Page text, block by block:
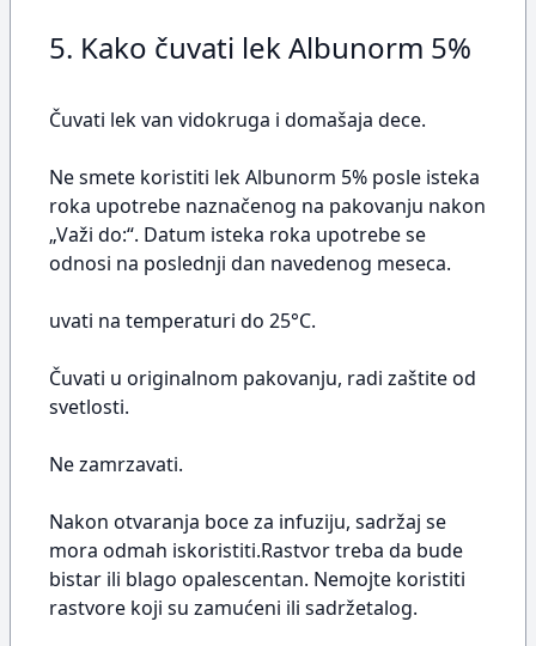
5. Kako čuvati lek Albunorm 5%
Čuvati lek van vidokruga i domašaja dece.
Ne smete koristiti lek Albunorm 5% posle isteka
roka upotrebe naznačenog na pakovanju nakon
„Važi do:“. Datum isteka roka upotrebe se
odnosi na poslednji dan navedenog meseca.
uvati na temperaturi do 25°C.
Čuvati u originalnom pakovanju, radi zaštite od
svetlosti.
Ne zamrzavati.
Nakon otvaranja boce za infuziju, sadržaj se
mora odmah iskoristiti.Rastvor treba da bude
bistar ili blago opalescentan. Nemojte koristiti
rastvore koji su zamućeni ili sadržetalog.